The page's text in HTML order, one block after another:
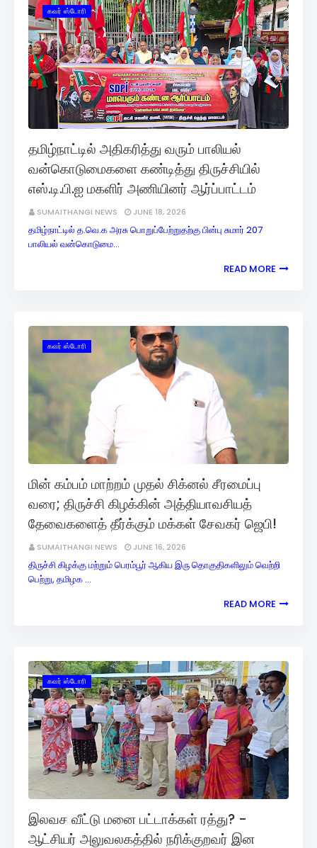
கவர் ஸ்டோரி
தமிழ்நாட்டில் அதிகரித்து வரும் பாலியல்
வன்கொடுமைகளை கண்டித்து திருச்சியில்
எஸ்.டி.பி.ஐ மகளிர் அணியினர் ஆர்ப்பாட்டம்
SUMAITHANGI NEWS JUNE 18, 2026
தமிழ்நாட்டில் த.வெ.க அரசு பொறுப்பேற்றுதற்கு பின்பு சுமார் 207
பாலியல் வன்கொடுமை…
READ MORE
கவர் ஸ்டோரி
மின் கம்பம் மாற்றம் முதல் சிக்னல் சீரமைப்பு
வரை; திருச்சி கிழக்கின் அத்தியாவசியத்
தேவைகளைத் தீர்க்கும் மக்கள் சேவகர் ஜெபி!
SUMAITHANGI NEWS JUNE 16, 2026
திருச்சி கிழக்கு மற்றும் பெரம்பூர் ஆகிய இரு தொகுதிகளிலும் வெற்றி
பெற்று, தமிழக …
READ MORE
கவர் ஸ்டோரி
இலவச வீட்டு மனை பட்டாக்கள் ரத்து? -
ஆட்சியர் அலுவலகத்தில் நரிக்குறவர் இன